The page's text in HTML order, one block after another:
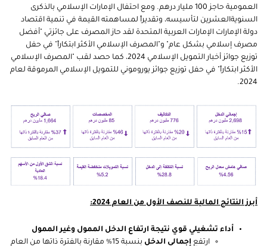
العمومية حاجز 100 مليار درهم. ومع احتفال الإمارات الإسلامي بالذكرى
السنويةالعشرين لتأسيسه، وتقديراً لمساهمته القيمة في تنمية اقتصاد
دولة الإمارات الإمارات العربية المتحدة لقد حاز المصرف على جائزتي "أفضل
مصرف إسلامي بشكل عام" و"المصرف الإسلامي الأكثر ابتكاراً" في حفل
توزيع جوائز أخبار التمويل الإسلامي 2024، كما حصد لقب "المصرف الإسلامي
الأكثر ابتكاراً" في حفل توزيع جوائز يوروموني للتمويل الإسلامي المرموقة لعام
2024.
أبرز النتائج المالية للنصف الأول من العام 2024:
أداء تشغيلي قوي نتيجة ارتفاع الدخل الممول وغير الممول
ارتفع إجمالي الدخل
بنسبة 15% مقارنة بالفترة ذاتها من العام